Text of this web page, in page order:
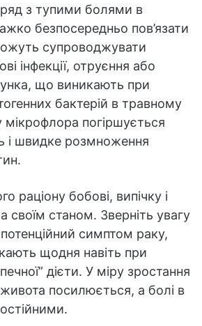
з тупими болями в
безпосередньо пов’язати
супроводжувати
інфекції, отруєння або
що виникають при
бактерій в травному
мікрофлора погіршується
і швидке розмноження
раціону бобові, випічку і
своїм станом. Зверніть увагу
симптом раку,
щодня навіть при
дієти. У міру зростання
посилюється, а болі в